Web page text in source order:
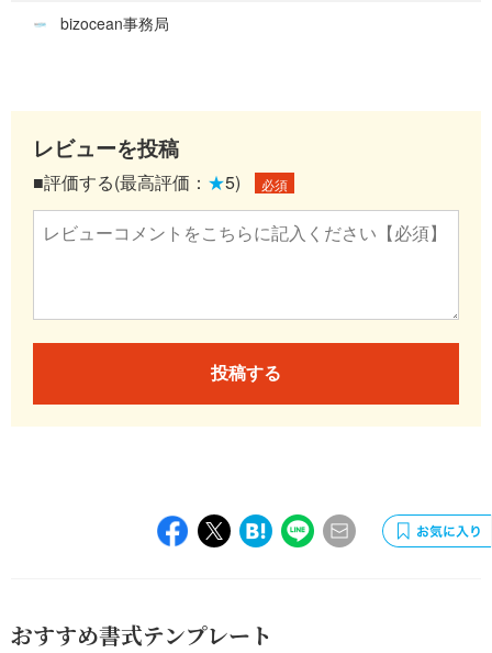
bizocean事務局
レビューを投稿
■評価する(最高評価： ★5) 必須
投稿する
おすすめ書式テンプレート